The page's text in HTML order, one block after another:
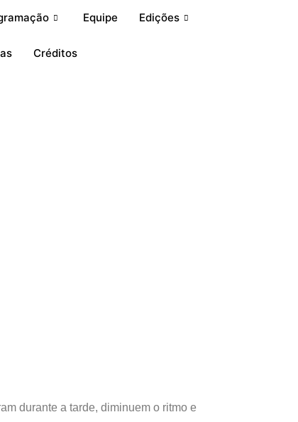
Equipe Edições
Créditos
durante a tarde, diminuem o ritmo e